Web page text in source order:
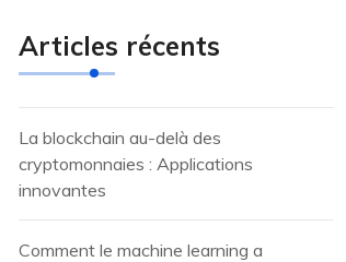
Articles récents
La blockchain au-delà des
cryptomonnaies : Applications
innovantes
Comment le machine learning a